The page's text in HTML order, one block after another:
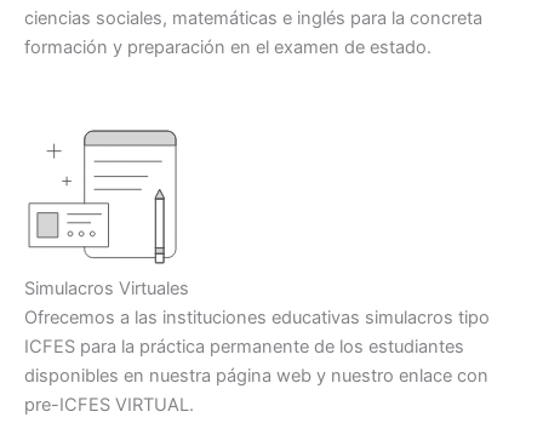
ciencias sociales, matemáticas e inglés para la concreta
formación y preparación en el examen de estado.
​Simulacros Virtuales
Ofrecemos a las instituciones educativas simulacros tipo
ICFES para la práctica permanente de los estudiantes
disponibles en nuestra página web y nuestro enlace con
pre-ICFES VIRTUAL.